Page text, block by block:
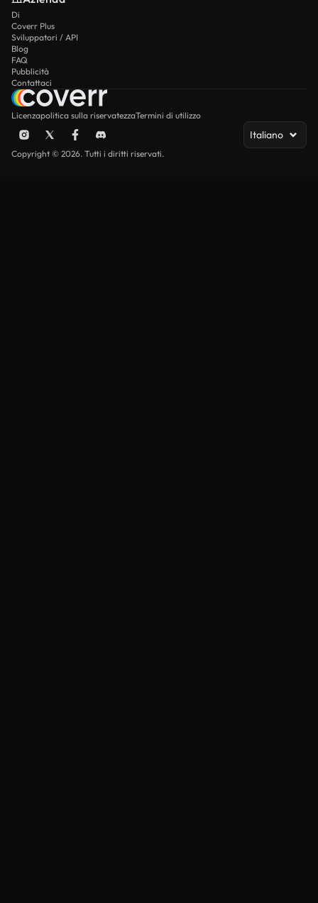
Di
Coverr Plus
Sviluppatori / API
Blog
FAQ
Pubblicità
Contattaci
Licenzapolitica sulla riservatezzaTermini di utilizzo
Italiano
Copyright © 2026. Tutti i diritti riservati.